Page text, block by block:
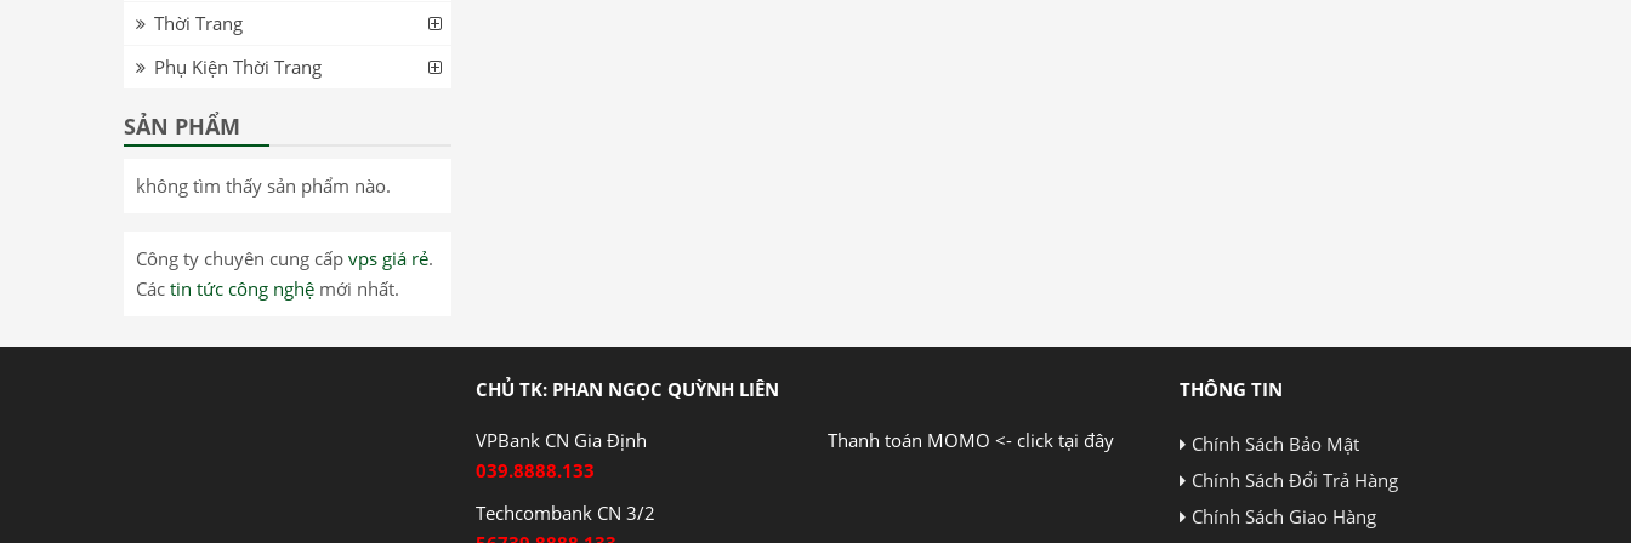
Thời Trang
Phụ Kiện Thời Trang
SẢN PHẨM
không tìm thấy sản phẩm nào.
Công ty chuyên cung cấp vps giá rẻ.
Các tin tức công nghệ mới nhất.
CHỦ TK: PHAN NGỌC QUỲNH LIÊN
VPBank CN Gia Định
039.8888.133
Techcombank CN 3/2
Thanh toán MOMO <- click tại đây
THÔNG TIN
Chính Sách Bảo Mật
Chính Sách Đổi Trả Hàng
Chính Sách Giao Hàng